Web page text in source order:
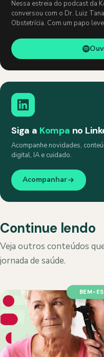
Nessa estreia do podcast da
conversou com o Dr. Luiz
Obstetrícia. Com um papo
Siga a Kompa no
Acompanhe novidades,
digital, IA e cuidado.
Acompanhar
Continue lendo
Veja outros conteúdos
jornada de saúde.
BEM-